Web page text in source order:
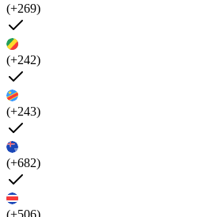
(+269)
(+242)
(+243)
(+682)
(+506)